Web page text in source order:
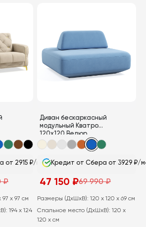
от 2915 ₽/мес
₽
97 x 97 см
194 x 124
Диван бескаркасный
модульный Кватро
120х120 Велюр
Кредит от Сбера от 3929 ₽/
69 990₽
Первоначальная
составляла
990
₽.
47 150 ₽
Текущая
47
₽.
Размеры (ДхШхВ): 120 x 120 x 69 см
Спальное место (ДхШхВ): 120 x
120 x см